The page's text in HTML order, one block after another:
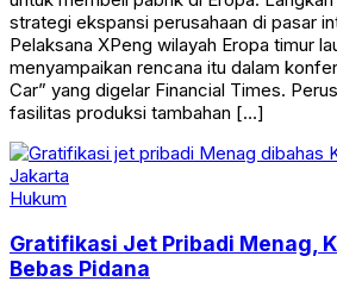
strategi ekspansi perusahaan di pasar
Pelaksana XPeng wilayah Eropa timur
menyampaikan rencana itu dalam
Car” yang digelar Financial Times.
fasilitas produksi tambahan […]
Hukum
Gratifikasi Jet Pribadi Menag,
Bebas Pidana